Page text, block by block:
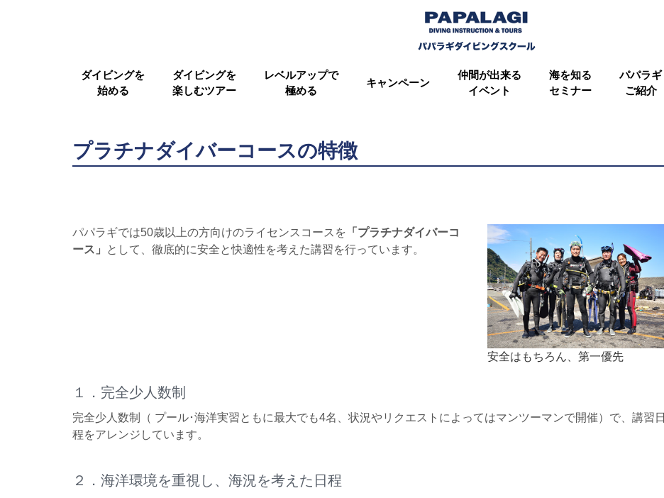
ダイビングを
始める
ダイビングを
楽しむツアー
レベルアップで
極める
キャンペーン
仲間が出来る
イベント
海を知る
セミナー
パパラギ
ご紹介
プラチナダイバーコースの特徴
パパラギでは50歳以上の方向けのライセンスコースを
「プラチナダイバーコ
ース」
として、徹底的に安全と快適性を考えた講習を行っています。
安全はもちろん、第一優先
１．完全少人数制
完全少人数制（ プール･海洋実習ともに最大でも4名、状況やリクエストによってはマンツーマンで開催）で、講習日
程をアレンジしています。
２．海洋環境を重視し、海況を考えた日程